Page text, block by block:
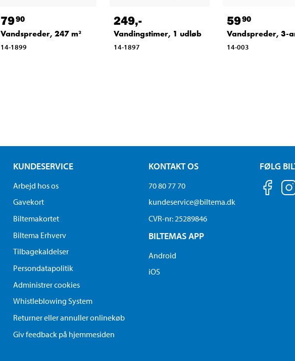
7990
Vandspreder, 247 m²
14-1899
249,-
Vandingstimer, 1 udløb
14-1897
5990
Vandspreder, 3-
14-003
KUNDESERVICE
Arbejd hos os
Gavekort
Biltemakortet
Biltema Erhverv
Tilbagekaldelser
Persondatapolitik
Administrer cookies
Whistleblowing System
Returner eller annuller onlinekøb
Giv feedback på hjemmesiden
KONTAKT OS
70 80 77 70
kundeservice@biltema.dk
CVR-nr: 25289846
BILTEMAS APP
Android
iOS
FØLG